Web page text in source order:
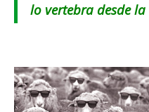
lo vertebra desde